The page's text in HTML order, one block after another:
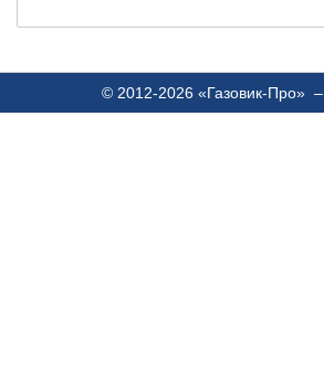
© 2012-2026 «Газовик-Про» –